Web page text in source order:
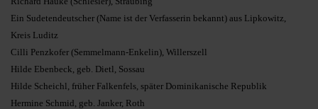
Ein Sudetendeutscher (Name ist der Verfasserin bekannt) aus Lipkowitz,
Kreis Luditz
Cilli Penzkofer (Semmelmann-Enkelin), Willerszell
Hilde Ebenbeck, geb. Dietl, Sossau
Hilde Scheichl, früher Falkenfels, später Dominikanische Republik
Hermine Schmid, geb. Janker, Roth